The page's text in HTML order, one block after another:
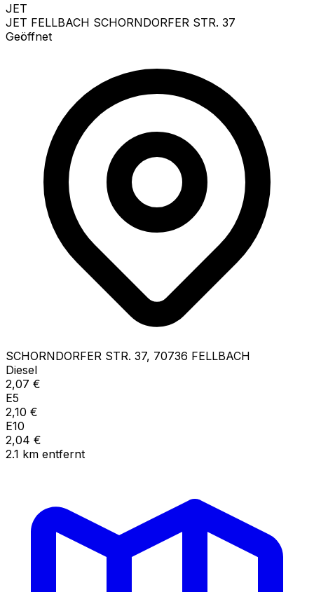
JET
JET FELLBACH SCHORNDORFER STR. 37
Geöffnet
SCHORNDORFER STR. 37, 70736 FELLBACH
Diesel
2,07 €
E5
2,10 €
E10
2,04 €
2.1 km entfernt